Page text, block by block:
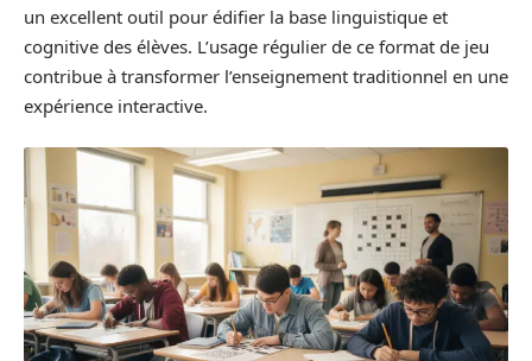
un excellent outil pour édifier la base linguistique et
cognitive des élèves. L’usage régulier de ce format de jeu
contribue à transformer l’enseignement traditionnel en une
expérience interactive.